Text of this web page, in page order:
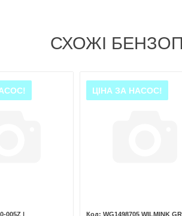
СХОЖІ
005Z |
ЦІНА ЗА НАСОС!
WG1498705 WILMINK